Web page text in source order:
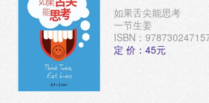
如果舌尖能思考
一节生姜
ISBN：
定 价：45元